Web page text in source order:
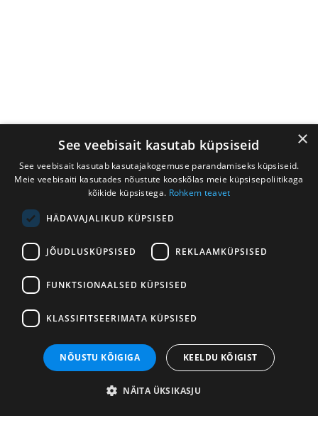
AS Ebeta
info@puhastajakaubamaja.ee
Leiva 2, 12618 Tallinn
650 6262
Müük: myyk@puhastajakaubamaja.ee
Privaatsuspoliitika
×
See veebisait kasutab küpsiseid
See veebisait kasutab kasutajakogemuse parandamiseks küpsiseid.
Meie veebisaiti kasutades nõustute kooskõlas meie küpsisepoliitikaga
kõikide küpsistega. Rohkem teavet
HÄDAVAJALIKUD KÜPSISED
JÕUDLUSKÜPSISED REKLAAMKÜPSISED
FUNKTSIONAALSED KÜPSISED
KLASSIFITSEERIMATA KÜPSISED
NÕUSTU KÕIGIGA KEELDU KÕIGIST
NÄITA ÜKSIKASJU